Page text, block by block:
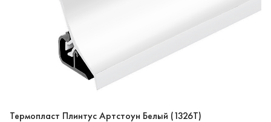
Термопласт Плинтус Артстоун Белый (1326T)